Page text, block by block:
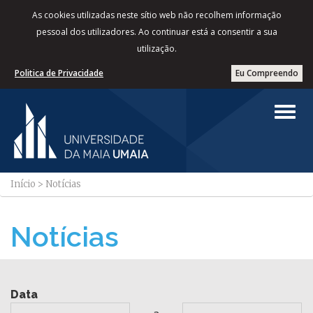
As cookies utilizadas neste sítio web não recolhem informação
pessoal dos utilizadores. Ao continuar está a consentir a sua
utilização.
Eu Compreendo
Politica de Privacidade
Início > Notícias
Notícias
Data